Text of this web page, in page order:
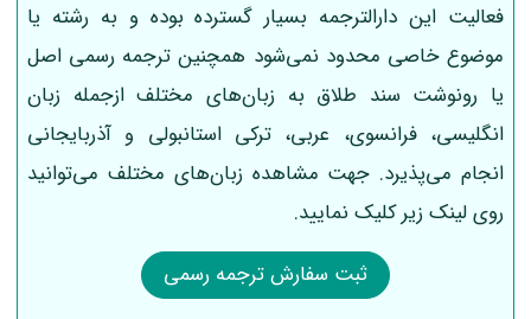
فعالیت این دارالترجمه بسیار گسترده بوده و به رشته یا
موضوع خاصی محدود نمی‌شود همچنین ترجمه رسمی اصل
یا رونوشت سند طلاق به زبان‌های مختلف ازجمله زبان
انگلیسی، فرانسوی، عربی، ترکی استانبولی و آذربایجانی
انجام می‌پذیرد. جهت مشاهده زبان‌های مختلف می‌توانید
روی لینک زیر کلیک نمایید.
ثبت سفارش ترجمه رسمی